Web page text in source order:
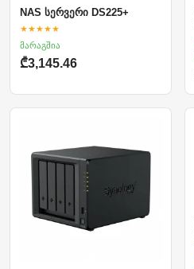
NAS სერვერი DS225+
★★★★★
მარაგშია
₾3,145.46